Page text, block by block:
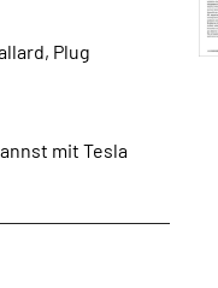
Plug
mit Tesla